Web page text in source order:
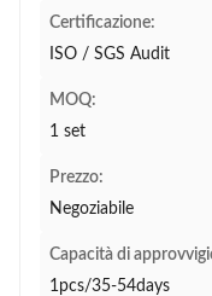
Certificazione:
ISO / SGS Audit
MOQ:
1 set
Prezzo:
Negoziabile
Capacità di
1pcs/35-54days